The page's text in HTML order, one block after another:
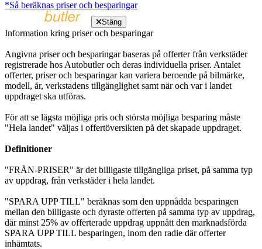
*Så beräknas priser och besparingar
Stäng
Information kring priser och besparingar
Angivna priser och besparingar baseras på offerter från verkstäder
registrerade hos Autobutler och deras individuella priser. Antalet
offerter, priser och besparingar kan variera beroende på bilmärke,
modell, år, verkstadens tillgänglighet samt när och var i landet
uppdraget ska utföras.
För att se lägsta möjliga pris och största möjliga besparing måste
"Hela landet" väljas i offertöversikten på det skapade uppdraget.
Definitioner
"FRÅN-PRISER" är det billigaste tillgängliga priset, på samma typ
av uppdrag, från verkstäder i hela landet.
"SPARA UPP TILL" beräknas som den uppnådda besparingen
mellan den billigaste och dyraste offerten på samma typ av uppdrag,
där minst 25% av offerterade uppdrag uppnått den marknadsförda
SPARA UPP TILL besparingen, inom den radie där offerter
inhämtats.